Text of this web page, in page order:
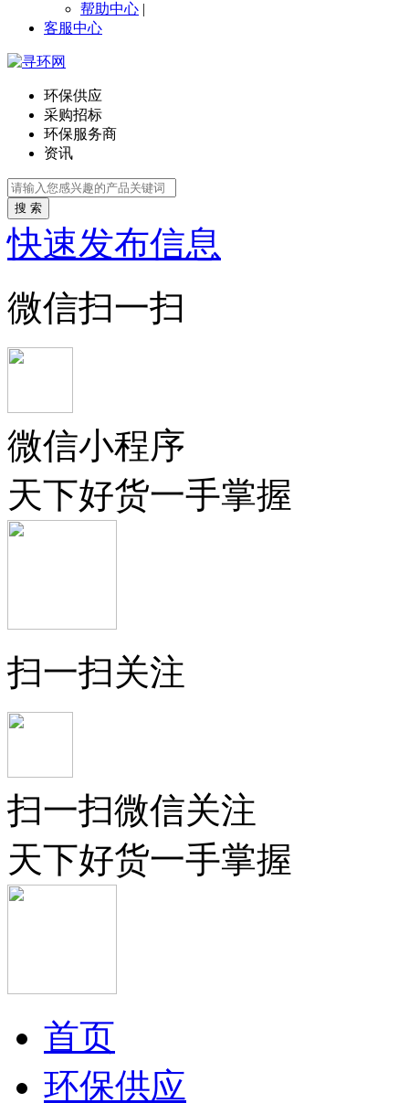
帮助中心 |
客服中心
环保供应
采购招标
环保服务商
资讯
搜 索
快速发布信息
微信扫一扫
微信小程序
天下好货一手掌握
扫一扫关注
扫一扫微信关注
天下好货一手掌握
首页
环保供应